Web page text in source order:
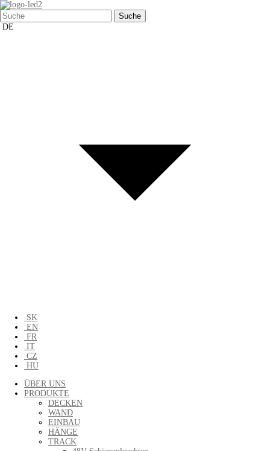
Suchen
nach:
DE
SK
EN
FR
IT
CZ
HU
ÜBER UNS
PRODUKTE
DECKEN
WAND
EINBAU
HÄNGE
TRACK